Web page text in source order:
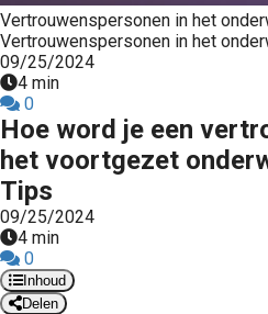
Vertrouwenspersonen in het
Vertrouwenspersonen in het
09/25/2024
4 min
0
Hoe word je een
het voortgezet
Tips
09/25/2024
4 min
0
Inhoud
Delen
worden
om
te
over
van
op